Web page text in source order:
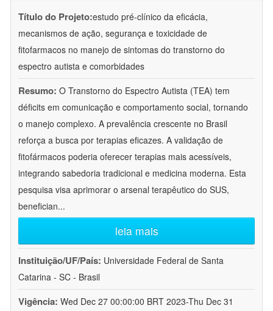
Título do Projeto:estudo pré-clínico da eficácia,
mecanismos de ação, segurança e toxicidade de
fitofarmacos no manejo de sintomas do transtorno do
espectro autista e comorbidades
Resumo: O Transtorno do Espectro Autista (TEA) tem
déficits em comunicação e comportamento social, tornando
o manejo complexo. A prevalência crescente no Brasil
reforça a busca por terapias eficazes. A validação de
fitofármacos poderia oferecer terapias mais acessíveis,
integrando sabedoria tradicional e medicina moderna. Esta
pesquisa visa aprimorar o arsenal terapêutico do SUS,
benefician...
leia mais
Instituição/UF/País: Universidade Federal de Santa
Catarina - SC - Brasil
Vigência: Wed Dec 27 00:00:00 BRT 2023-Thu Dec 31